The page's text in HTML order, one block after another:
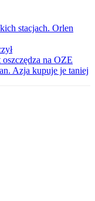
stacjach. Orlen
oszczędza na OZE
Azja kupuje je taniej